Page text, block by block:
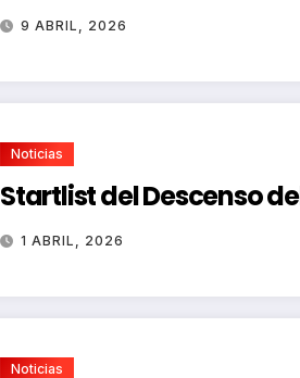
9 ABRIL, 2026
Noticias
Startlist del Descenso
1 ABRIL, 2026
Noticias